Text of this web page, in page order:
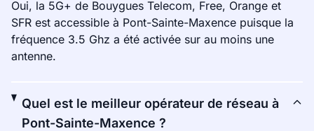
Oui, la 5G+ de Bouygues Telecom, Free, Orange et
SFR est accessible à Pont-Sainte-Maxence puisque la
fréquence 3.5 Ghz a été activée sur au moins une
antenne.
Quel est le meilleur opérateur de réseau à
Pont-Sainte-Maxence ?